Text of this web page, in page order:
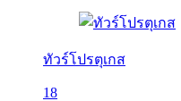
ทัวร์โปรตุเกส
18